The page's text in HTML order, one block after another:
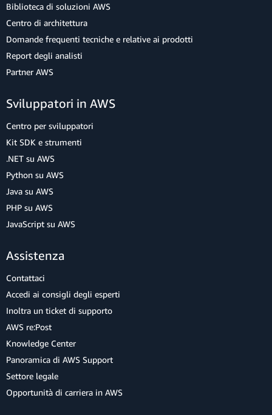
Biblioteca di soluzioni AWS
Centro di architettura
Domande frequenti tecniche e relative ai prodotti
Report degli analisti
Partner AWS
Sviluppatori in AWS
Centro per sviluppatori
Kit SDK e strumenti
.NET su AWS
Python su AWS
Java su AWS
PHP su AWS
JavaScript su AWS
Assistenza
Contattaci
Accedi ai consigli degli esperti
Inoltra un ticket di supporto
AWS re:Post
Knowledge Center
Panoramica di AWS Support
Settore legale
Opportunità di carriera in AWS